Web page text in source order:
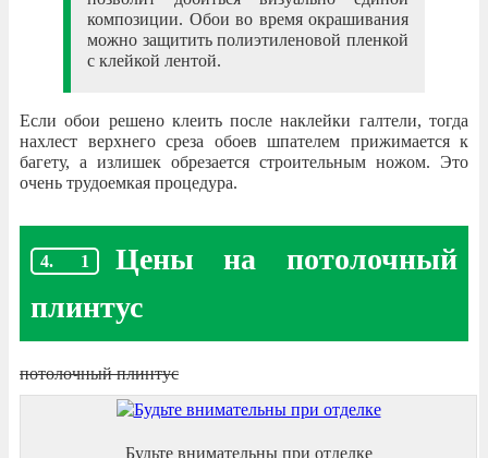
композиции. Обои во время окрашивания
можно защитить полиэтиленовой пленкой
с клейкой лентой.
Если обои решено клеить после наклейки галтели, тогда
нахлест верхнего среза обоев шпателем прижимается к
багету, а излишек обрезается строительным ножом. Это
очень трудоемкая процедура.
Цены на потолочный
плинтус
потолочный плинтус
Будьте внимательны при отделке